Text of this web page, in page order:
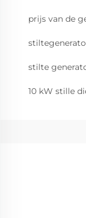
prijs van de
stilte
10 kW stille